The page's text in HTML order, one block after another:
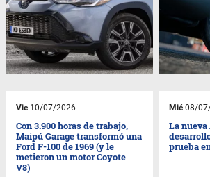
Vie10/07/2026
Con 3.900 horas de trabajo,
Maipú Garage transformó una
Ford F-100 de 1969 (y le
metieron un motor Coyote
V8)
Mié08/
La
prueba